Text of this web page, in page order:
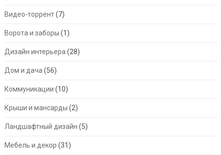
Видео-торрент(7)
Ворота и заборы (1)
Дизайн интерьера (28)
Дом и дача (56)
Коммуникации (10)
Крыши и мансарды (2)
Ландшафтный дизайн (5)
Мебель и декор (31)